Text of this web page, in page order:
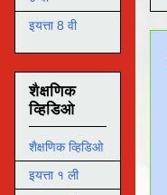
इयत्ता 8 वी
शैक्षणिक
व्हिडिओ
शैक्षणिक व्हिडिओ
इयत्ता १ ली